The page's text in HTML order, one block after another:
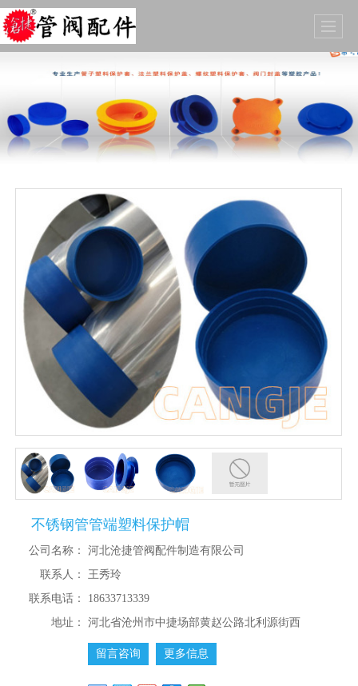
不锈钢管管端塑料保护帽
公司名称：
河北沧捷管阀配件制造有限公司
联系人：
王秀玲
联系电话：
18633713339
地址：
河北省沧州市中捷场部黄赵公路北利源街西
留言咨询 更多信息